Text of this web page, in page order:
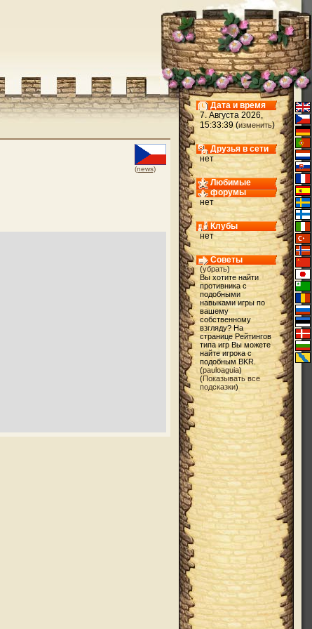
(news)
Дата и время
7. Августа 2026,
15:33:39 (изменить)
Друзья в сети
нет
Любимые
форумы
нет
Клубы
нет
Советы
(убрать)
Вы хотите найти
противника с
подобными
навыками игры по
вашему
собственному
взгляду? На
странице Рейтингов
типа игр Вы можете
найте игрока с
подобным BKR.
(pauloaguia)
(Показывать все
подсказки)